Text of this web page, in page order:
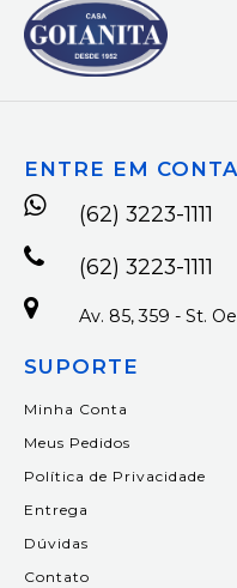
ENTRE EM
(62) 3223-1111
(62) 3223-1111
Av. 85, 359 - St.
SUPORTE
Minha Conta
Meus Pedidos
Política de Privacidade
Entrega
Dúvidas
Contato